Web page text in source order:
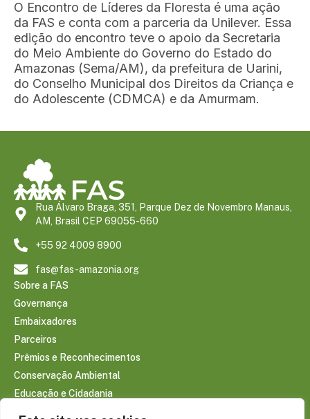
O Encontro de Líderes da Floresta é uma ação
da FAS e conta com a parceria da Unilever. Essa
edição do encontro teve o apoio da Secretaria
do Meio Ambiente do Governo do Estado do
Amazonas (Sema/AM), da prefeitura de Uarini,
do Conselho Municipal dos Direitos da Criança e
do Adolescente (CDMCA) e da Amurmam.
Rua Álvaro Braga, 351, Parque Dez de Novembro Manaus,
AM, Brasil CEP 69055-660
+55 92 4009 8900
fas@fas-amazonia.org
Sobre a FAS
Governança
Embaixadores
Parceiros
Prêmios e Reconhecimentos
Conservação Ambiental
Educação e Cidadania